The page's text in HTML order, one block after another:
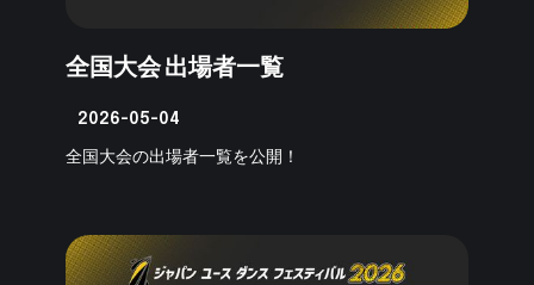
全国大会 出場者一覧
2026-05-04
全国大会の出場者一覧を公開！